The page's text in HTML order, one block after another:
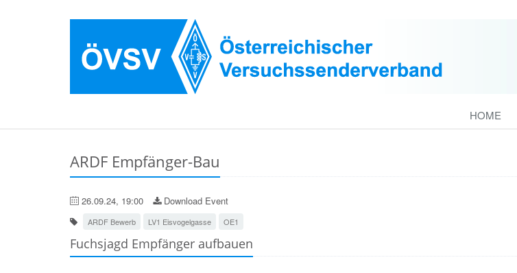
HOME
ARDF Empfänger-Bau
26.09.24, 19:00 Download Event
ARDF Bewerb LV1 Eisvogelgasse OE1
Fuchsjagd Empfänger aufbauen